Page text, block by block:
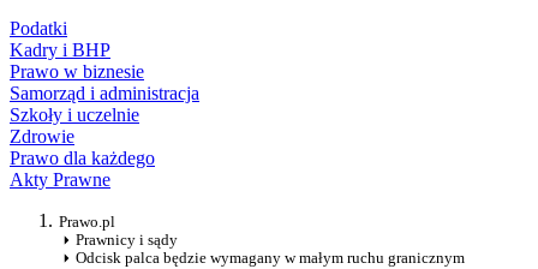
Podatki
Kadry i BHP
Prawo w biznesie
Samorząd i administracja
Szkoły i uczelnie
Zdrowie
Prawo dla każdego
Akty Prawne
Prawo.pl
Prawnicy i sądy
Odcisk palca będzie wymagany w małym ruchu granicznym